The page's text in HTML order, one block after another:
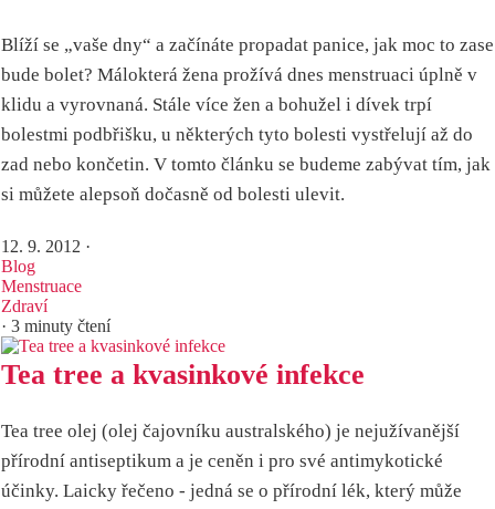
Blíží se „vaše dny“ a začínáte propadat panice, jak moc to zase
bude bolet? Málokterá žena prožívá dnes menstruaci úplně v
klidu a vyrovnaná. Stále více žen a bohužel i dívek trpí
bolestmi podbřišku, u některých tyto bolesti vystřelují až do
zad nebo končetin. V tomto článku se budeme zabývat tím, jak
si můžete alepsoň dočasně od bolesti ulevit.
12. 9. 2012 ·
Blog
Menstruace
Zdraví
· 3 minuty čtení
Tea tree a kvasinkové infekce
Tea tree olej (olej čajovníku australského) je nejužívanější
přírodní antiseptikum a je ceněn i pro své antimykotické
účinky. Laicky řečeno - jedná se o přírodní lék, který může